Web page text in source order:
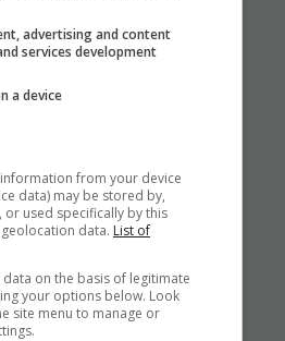
advertising and content
services development
a device
from your device
data) may be stored by,
or used specifically by this
data. List of
on the basis of legitimate
your options below. Look
site menu to manage or